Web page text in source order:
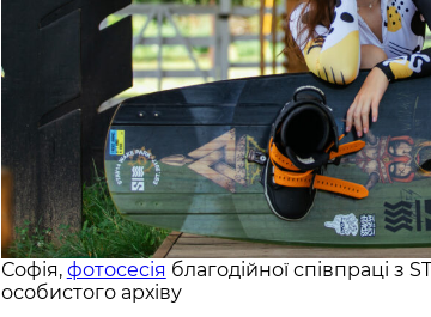
Софія, фотосесія благодійної співпраці з
особистого архіву